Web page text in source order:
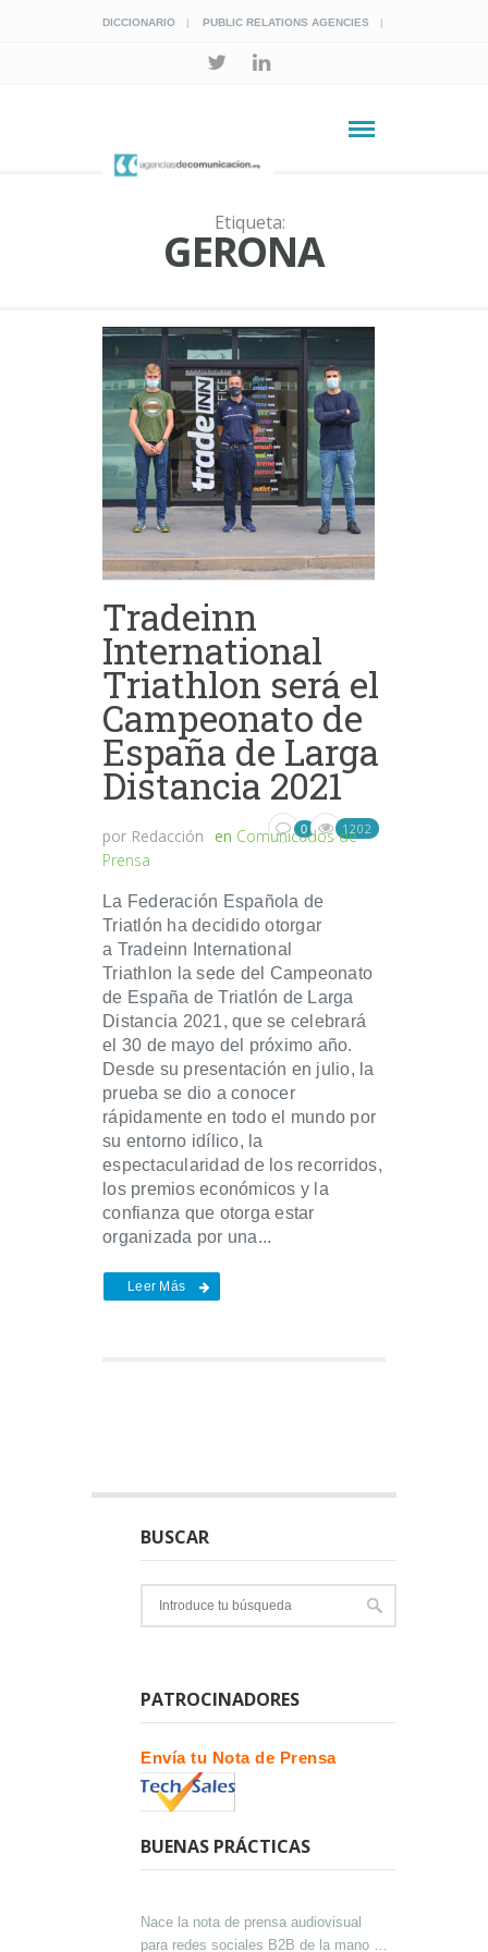
DICCIONARIO PUBLIC RELATIONS AGENCIES
Etiqueta:
GERONA
Tradeinn
International
Triathlon será el
Campeonato de
España de Larga
Distancia 2021
por Redacción en Comunicados de
Prensa
0 1202
La Federación Española de
Triatlón ha decidido otorgar
a Tradeinn International
Triathlon la sede del Campeonato
de España de Triatlón de Larga
Distancia 2021, que se celebrará
el 30 de mayo del próximo año.
Desde su presentación en julio, la
prueba se dio a conocer
rápidamente en todo el mundo por
su entorno idílico, la
espectacularidad de los recorridos,
los premios económicos y la
confianza que otorga estar
organizada por una...
Leer Más
BUSCAR
PATROCINADORES
Envía tu Nota de Prensa
BUENAS PRÁCTICAS
Nace la nota de prensa audiovisual
para redes sociales B2B de la mano de